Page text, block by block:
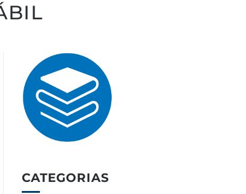
CATEGORIAS